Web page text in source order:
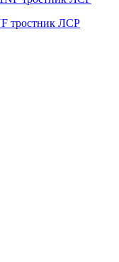
тростник ЛСР